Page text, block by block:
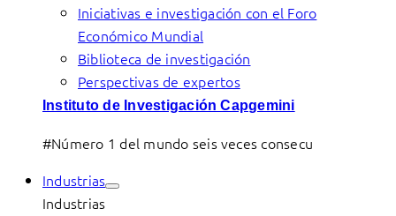
Iniciativas e investigación con el Foro
Económico Mundial
Biblioteca de investigación
Perspectivas de expertos
Instituto de Investigación Capgemini
#Número 1 del mundo seis veces consecu
Industrias
Industrias